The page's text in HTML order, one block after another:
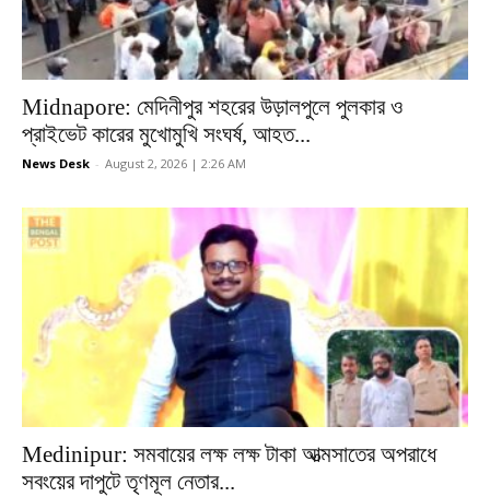
Midnapore: মেদিনীপুর শহরের উড়ালপুলে পুলকার ও
প্রাইভেট কারের মুখোমুখি সংঘর্ষ, আহত...
News Desk - August 2, 2026 | 2:26 AM
Medinipur: সমবায়ের লক্ষ লক্ষ টাকা আত্মসাতের অপরাধে
সবংয়ের দাপুটে তৃণমূল নেতার...